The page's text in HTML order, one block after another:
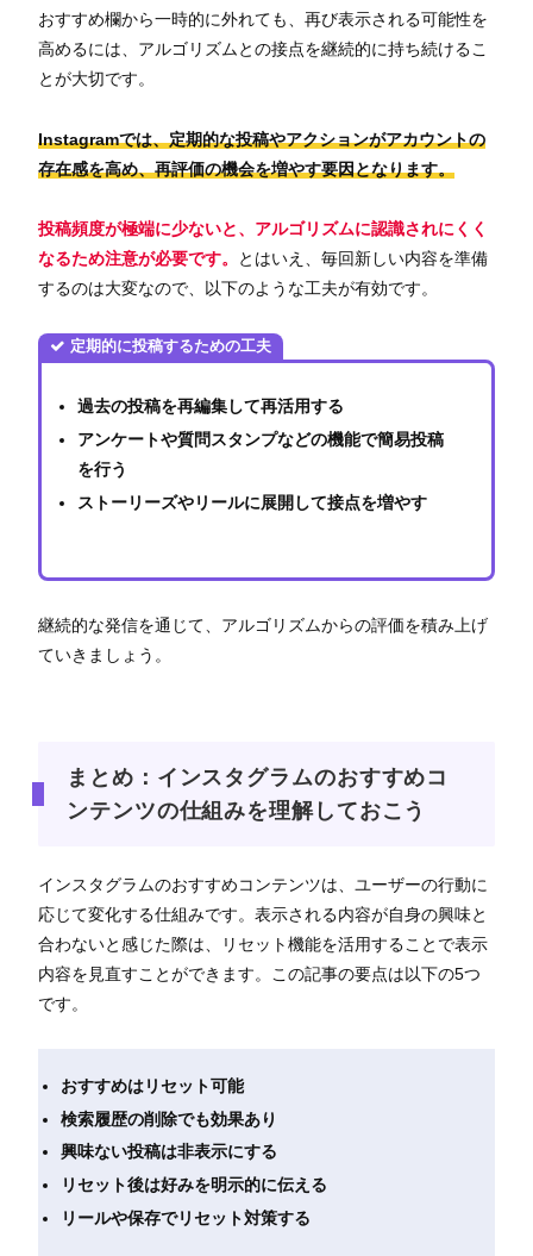
おすすめ欄から一時的に外れても、再び表示される可能性を
高めるには、アルゴリズムとの接点を継続的に持ち続けるこ
とが大切です。
Instagramでは、定期的な投稿やアクションがアカウントの
存在感を高め、再評価の機会を増やす要因となります。
投稿頻度が極端に少ないと、アルゴリズムに認識されにくく
なるため注意が必要です。
とはいえ、毎回新しい内容を準備
するのは大変なので、以下のような工夫が有効です。
定期的に投稿するための工夫
過去の投稿を再編集して再活用する
アンケートや質問スタンプなどの機能で簡易投稿
を行う
ストーリーズやリールに展開して接点を増やす
継続的な発信を通じて、アルゴリズムからの評価を積み上げ
ていきましょう。
まとめ：インスタグラムのおすすめコ
ンテンツの仕組みを理解しておこう
インスタグラムのおすすめコンテンツは、ユーザーの行動に
応じて変化する仕組みです。表示される内容が自身の興味と
合わないと感じた際は、リセット機能を活用することで表示
内容を見直すことができます。この記事の要点は以下の5つ
です。
おすすめはリセット可能
検索履歴の削除でも効果あり
興味ない投稿は非表示にする
リセット後は好みを明示的に伝える
リールや保存でリセット対策する